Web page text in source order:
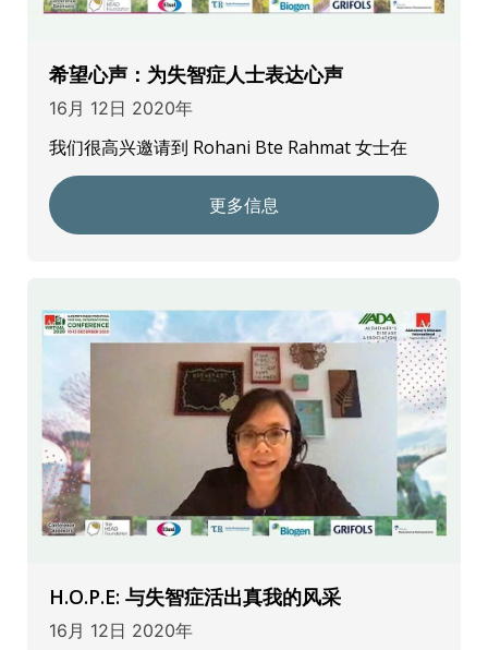
希望心声：为失智症人士表达心声
16月 12日 2020年
我们很高兴邀请到 Rohani Bte Rahmat 女士在
更多信息
H.O.P.E: 与失智症活出真我的风采
16月 12日 2020年